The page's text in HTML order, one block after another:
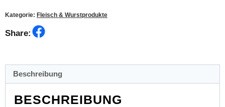
Kategorie: Fleisch & Wurstprodukte
Share:
Beschreibung
BESCHREIBUNG